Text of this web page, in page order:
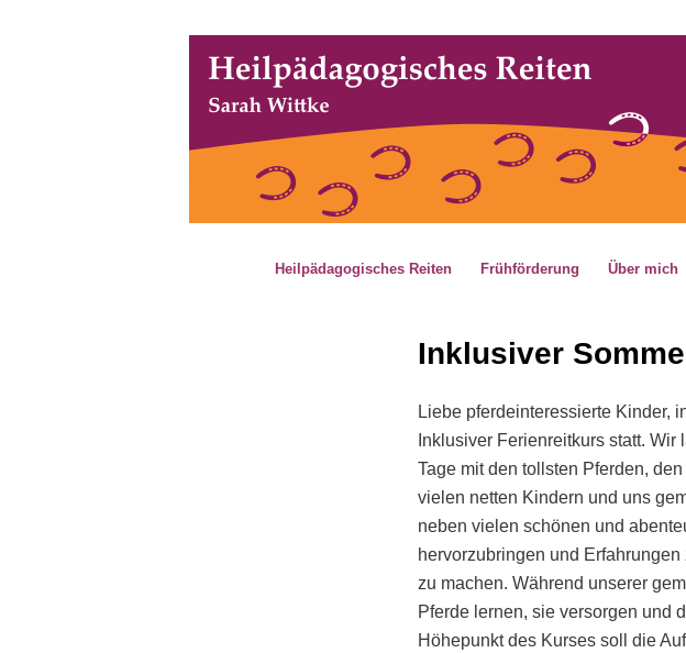
www.hpr-wittke.de
Hauptmenü
Heilpädagogisches Reiten Frühförderung Über mich
Inklusiver
Liebe pferdeinteressierte Kinder,
Inklusiver Ferienreitkurs statt.
Tage mit den tollsten Pferden,
vielen netten Kindern und uns
neben vielen schönen und
hervorzubringen und
zu machen. Während unserer
Pferde lernen, sie versorgen und
Höhepunkt des Kurses soll die